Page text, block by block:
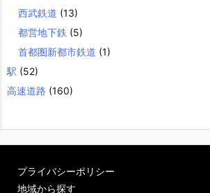
西武鉄道 (13)
都営地下鉄 (5)
首都圏新都市鉄道 (1)
駅 (52)
高速道路 (160)
プライバシーポリシー
地域から探す